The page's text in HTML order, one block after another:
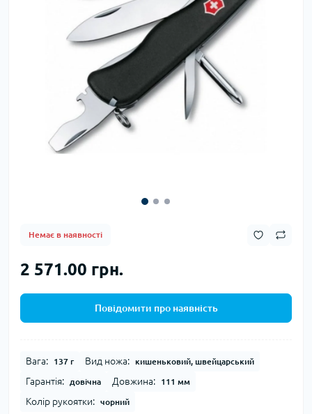
Немає в наявності
2 571.00 грн.
Повідомити про наявність
Вага: 137 г Вид ножа: кишеньковий, швейцарський
Гарантія: довічна Довжина: 111 мм
Колір рукоятки: чорний